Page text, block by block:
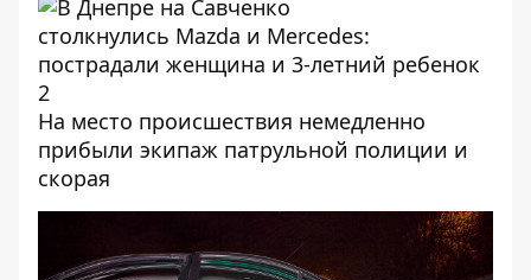
На место происшествия немедленно
прибыли экипаж патрульной полиции и
скорая